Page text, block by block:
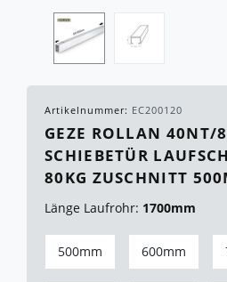
Artikelnummer: EC200120
GEZE ROLLAN 40NT/
SCHIEBETÜR
80KG ZUSCHNITT
Länge Laufrohr: 1700mm
500mm 600mm